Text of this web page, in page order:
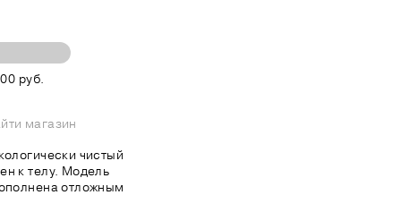
руб.
магазин
чистый
к телу. Модель
отложным